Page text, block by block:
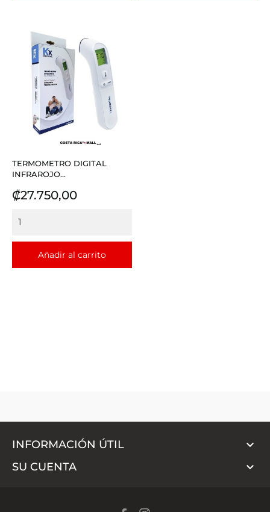
TERMOMETRO DIGITAL
INFRAROJO...
Precio
₡27.750,00
Añadir al carrito
INFORMACIÓN ÚTIL 
SU CUENTA 